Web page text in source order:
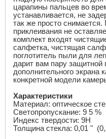
царапины пальцев во
устанавливается, не
так же просто
приклеивания не
комплект входят
салфетка, чистящая
поглотитель пыли для
дарит вам пару
дополнительного экрана
конкретной модели
Характеристики
Материал: оптическое
Светопропускание: 9 5 %
Индекс твердости: 9H
Толщина стекла: 0,01 "